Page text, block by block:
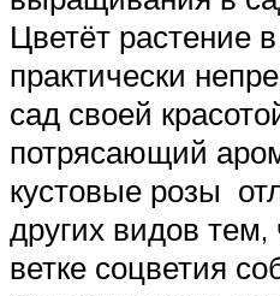
Цветёт растение
практически
сад своей
потрясающий
кустовые розы
других видов тем,
ветке соцветия